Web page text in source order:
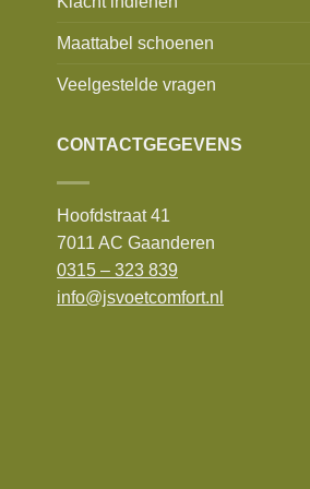
Maattabel schoenen
Veelgestelde vragen
CONTACTGEGEVENS
Hoofdstraat 41
7011 AC Gaanderen
0315 – 323 839
info@jsvoetcomfort.nl